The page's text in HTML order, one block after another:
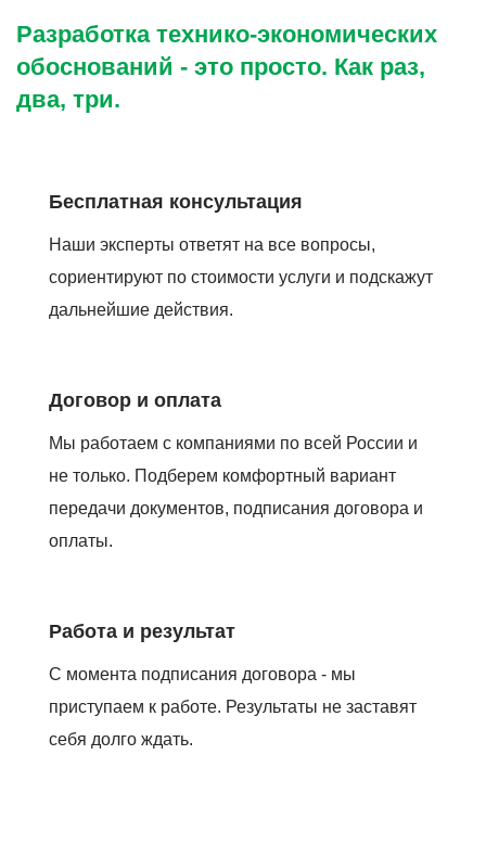
Разработка технико-экономических
обоснований - это просто. Как раз,
два, три.
Бесплатная консультация
Наши эксперты ответят на все вопросы,
сориентируют по стоимости услуги и подскажут
дальнейшие действия.
Договор и оплата
Мы работаем с компаниями по всей России и
не только. Подберем комфортный вариант
передачи документов, подписания договора и
оплаты.
Работа и результат
С момента подписания договора - мы
приступаем к работе. Результаты не заставят
себя долго ждать.